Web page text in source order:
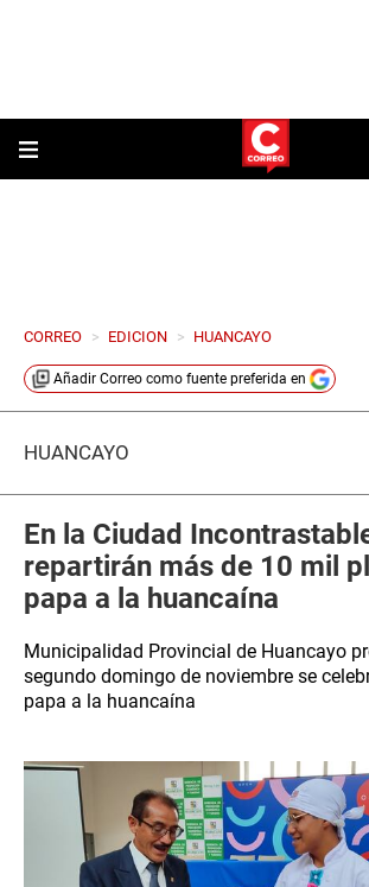
CORREO > EDICION > HUANCAYO
Añadir Correo como fuente preferida en
HUANCAYO
En la Ciudad
repartirán más de 10 mil
papa a la huancaína
Municipalidad Provincial de Huancayo
segundo domingo de noviembre se
papa a la huancaína